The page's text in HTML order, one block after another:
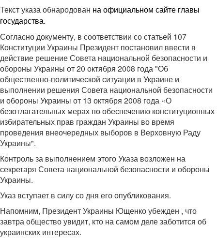
Текст указа обнародован на официальном сайте главы
государства.
Согласно документу, в соответствии со статьей 107
Конституции Украины Президент постановил ввести в
действие решение Совета национальной безопасности и
обороны Украины от 20 октября 2008 года "Об
общественно-политической ситуации в Украине и
выполнении решения Совета национальной безопасности
и обороны Украины от 13 октября 2008 года «О
безотлагательных мерах по обеспечению конституционных
избирательных прав граждан Украины во время
проведения внеочередных выборов в Верховную Раду
Украины".
Контроль за выполнением этого Указа возложен на
секретаря Совета национальной безопасности и обороны
Украины.
Указ вступает в силу со дня его опубликования.
Напомним, Президент Украины Ющенко убежден , что
завтра общество увидит, кто на самом деле заботится об
украинских интересах.